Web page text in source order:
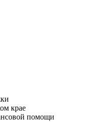
крае
помощи